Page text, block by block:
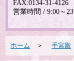
ホーム ＞手宮殿